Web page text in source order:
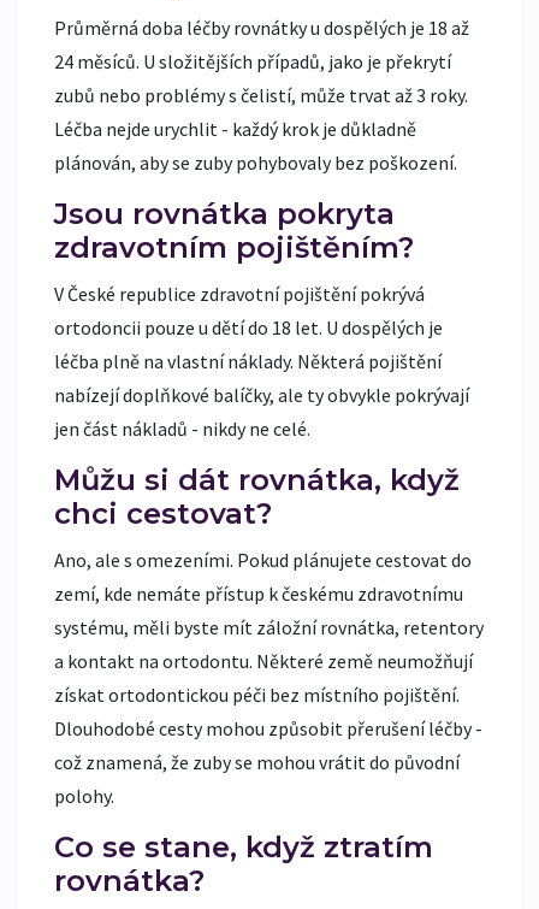
Průměrná doba léčby rovnátky u dospělých je 18 až
24 měsíců. U složitějších případů, jako je překrytí
zubů nebo problémy s čelistí, může trvat až 3 roky.
Léčba nejde urychlit - každý krok je důkladně
plánován, aby se zuby pohybovaly bez poškození.
Jsou rovnátka pokryta
zdravotním pojištěním?
V České republice zdravotní pojištění pokrývá
ortodoncii pouze u dětí do 18 let. U dospělých je
léčba plně na vlastní náklady. Některá pojištění
nabízejí doplňkové balíčky, ale ty obvykle pokrývají
jen část nákladů - nikdy ne celé.
Můžu si dát rovnátka, když
chci cestovat?
Ano, ale s omezeními. Pokud plánujete cestovat do
zemí, kde nemáte přístup k českému zdravotnímu
systému, měli byste mít záložní rovnátka, retentory
a kontakt na ortodontu. Některé země neumožňují
získat ortodontickou péči bez místního pojištění.
Dlouhodobé cesty mohou způsobit přerušení léčby -
což znamená, že zuby se mohou vrátit do původní
polohy.
Co se stane, když ztratím
rovnátka?